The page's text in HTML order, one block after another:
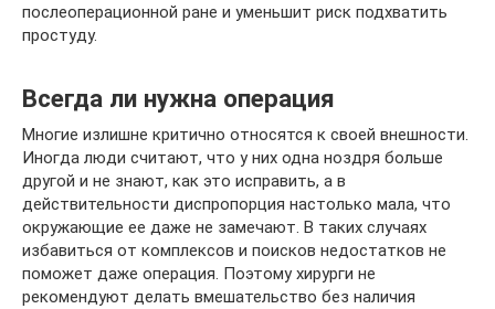
послеоперационной ране и уменьшит риск подхватить
простуду.
Всегда ли нужна операция
Многие излишне критично относятся к своей внешности.
Иногда люди считают, что у них одна ноздря больше
другой и не знают, как это исправить, а в
действительности диспропорция настолько мала, что
окружающие ее даже не замечают. В таких случаях
избавиться от комплексов и поисков недостатков не
поможет даже операция. Поэтому хирурги не
рекомендуют делать вмешательство без наличия